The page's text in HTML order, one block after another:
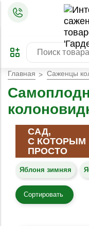
ПРЕДЗАКАЗ
Главная Саженцы
САД,
С КОТОРЫМ
ПРОСТО
Яблоня зимняя
Сортировать